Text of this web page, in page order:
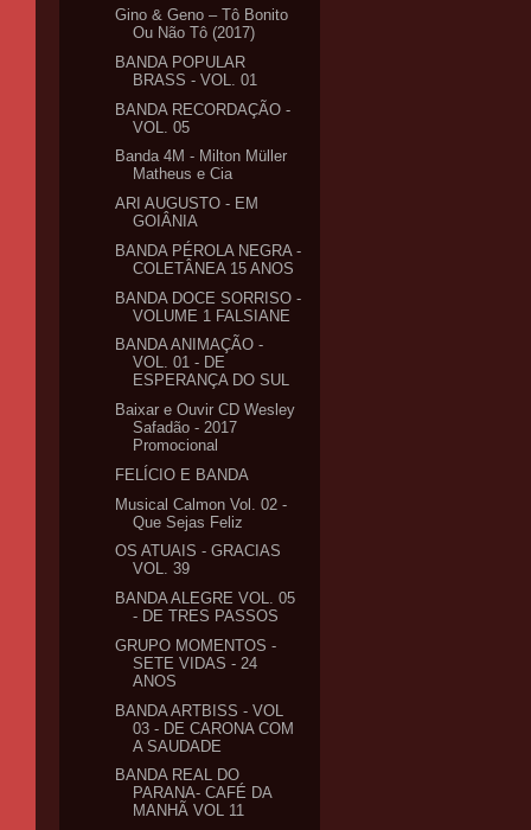
Gino & Geno – Tô Bonito
Ou Não Tô (2017)
BANDA POPULAR
BRASS - VOL. 01
BANDA RECORDAÇÃO -
VOL. 05
Banda 4M - Milton Müller
Matheus e Cia
ARI AUGUSTO - EM
GOIÂNIA
BANDA PÉROLA NEGRA -
COLETÂNEA 15 ANOS
BANDA DOCE SORRISO -
VOLUME 1 FALSIANE
BANDA ANIMAÇÃO -
VOL. 01 - DE
ESPERANÇA DO SUL
Baixar e Ouvir CD Wesley
Safadão - 2017
Promocional
FELÍCIO E BANDA
Musical Calmon Vol. 02 -
Que Sejas Feliz
OS ATUAIS - GRACIAS
VOL. 39
BANDA ALEGRE VOL. 05
- DE TRES PASSOS
GRUPO MOMENTOS -
SETE VIDAS - 24
ANOS
BANDA ARTBISS - VOL
03 - DE CARONA COM
A SAUDADE
BANDA REAL DO
PARANA- CAFÉ DA
MANHÃ VOL 11